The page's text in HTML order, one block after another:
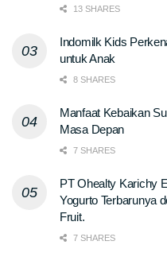
13 SHARES
Indomilk Kids
untuk Anak
8 SHARES
Manfaat Kebaikan
Masa Depan
7 SHARES
PT Ohealty Karichy
Yogurto Terbarunya
Fruit.
7 SHARES